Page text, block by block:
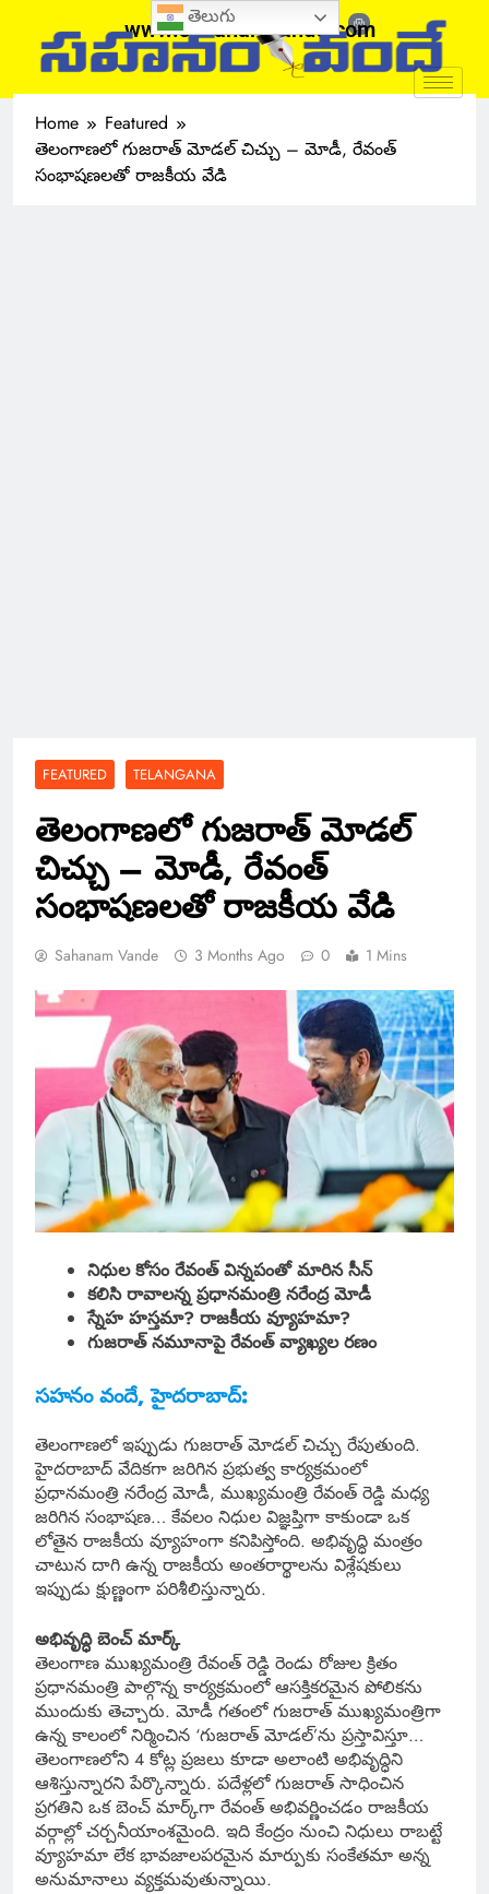
www.sahanamvande.com
Home
Featured
తెలంగాణలో గుజరాత్ మోడల్ చిచ్చు – మోడీ, రేవంత్
సంభాషణలతో రాజకీయ వేడి
FEATURED TELANGANA
తెలంగాణలో గుజరాత్ మోడల్
చిచ్చు – మోడీ, రేవంత్
సంభాషణలతో రాజకీయ వేడి
Sahanam Vande 3 Months Ago 0 1 Mins
నిధుల కోసం రేవంత్ విన్నపంతో మారిన సీన్
కలిసి రావాలన్న ప్రధానమంత్రి నరేంద్ర మోడీ
స్నేహ హస్తమా? రాజకీయ వ్యూహమా?
గుజరాత్ నమూనాపై రేవంత్ వ్యాఖ్యల రణం
సహనం వందే, హైదరాబాద్:
తెలంగాణలో ఇప్పుడు గుజరాత్ మోడల్ చిచ్చు రేపుతుంది.
హైదరాబాద్ వేదికగా జరిగిన ప్రభుత్వ కార్యక్రమంలో
ప్రధానమంత్రి నరేంద్ర మోడీ, ముఖ్యమంత్రి రేవంత్ రెడ్డి మధ్య
జరిగిన సంభాషణ… కేవలం నిధుల విజ్ఞప్తిగా కాకుండా ఒక
లోతైన రాజకీయ వ్యూహంగా కనిపిస్తోంది. అభివృద్ధి మంత్రం
చాటున దాగి ఉన్న రాజకీయ అంతరార్థాలను విశ్లేషకులు
ఇప్పుడు క్షుణ్ణంగా పరిశీలిస్తున్నారు.
అభివృద్ధి బెంచ్ మార్క్
తెలంగాణ ముఖ్యమంత్రి రేవంత్ రెడ్డి రెండు రోజుల క్రితం
ప్రధానమంత్రి పాల్గొన్న కార్యక్రమంలో ఆసక్తికరమైన పోలికను
ముందుకు తెచ్చారు. మోడీ గతంలో గుజరాత్ ముఖ్యమంత్రిగా
ఉన్న కాలంలో నిర్మించిన ‘గుజరాత్ మోడల్’ను ప్రస్తావిస్తూ…
తెలంగాణలోని 4 కోట్ల ప్రజలు కూడా అలాంటి అభివృద్ధిని
ఆశిస్తున్నారని పేర్కొన్నారు. పదేళ్లలో గుజరాత్ సాధించిన
ప్రగతిని ఒక బెంచ్ మార్క్‌గా రేవంత్ అభివర్ణించడం రాజకీయ
వర్గాల్లో చర్చనీయాంశమైంది. ఇది కేంద్రం నుంచి నిధులు రాబట్టే
వ్యూహమా లేక భావజాలపరమైన మార్పుకు సంకేతమా అన్న
అనుమానాలు వ్యక్తమవుతున్నాయి.
తెలుగు